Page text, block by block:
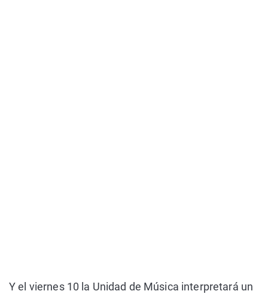
Y el viernes 10 la Unidad de Música interpretará un